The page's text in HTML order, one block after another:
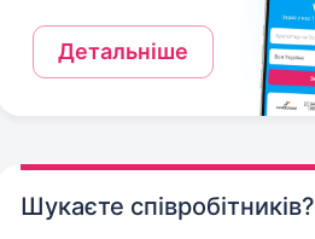
Детальніше
Шукаєте співробітників?